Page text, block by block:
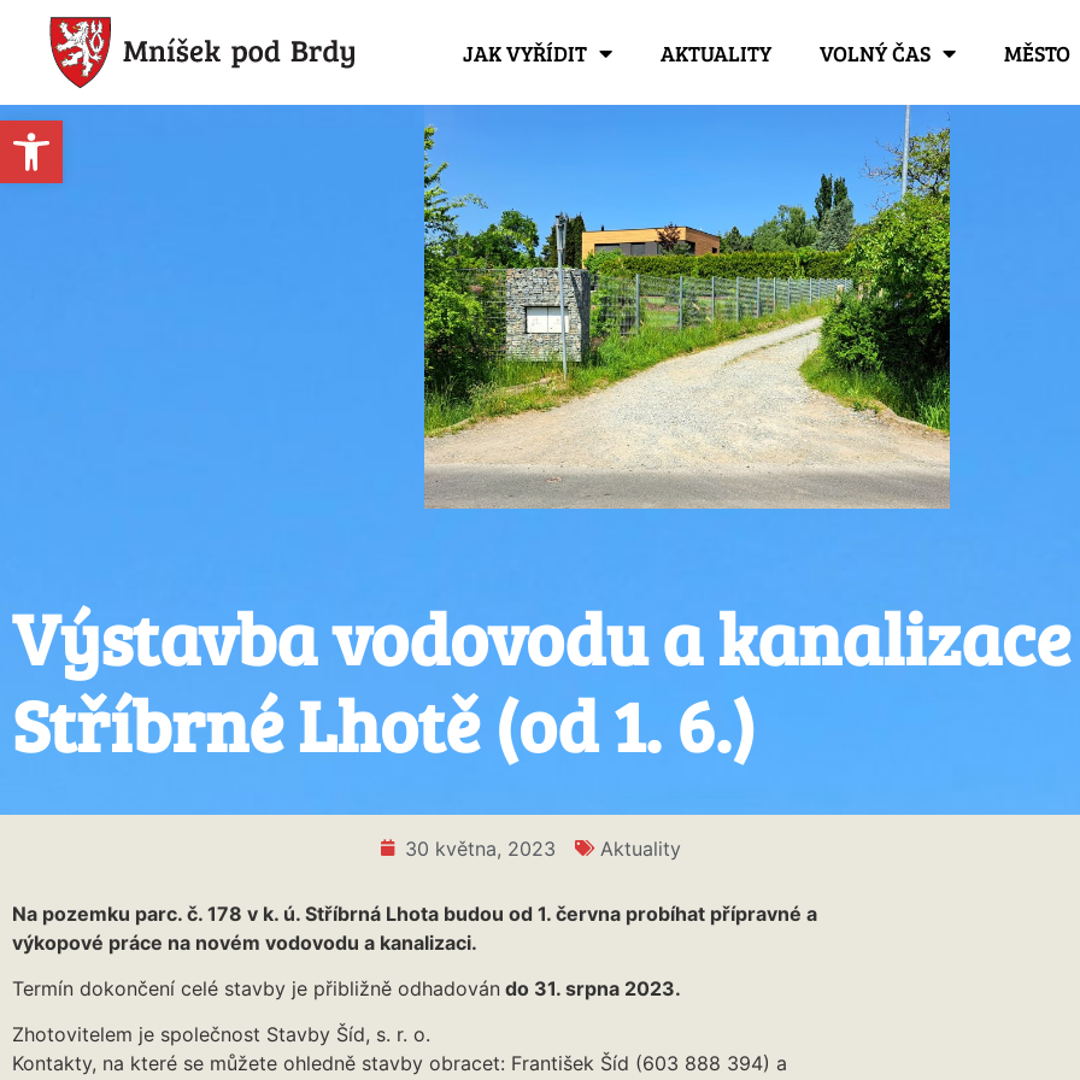
Open toolbar
JAK VYŘÍDIT AKTUALITY VOLNÝ ČAS MĚSTO
Výstavba vodovodu a
Stříbrné Lhotě (od 1. 6.)
30 května, 2023 Aktuality
Na pozemku parc. č. 178 v k. ú. Stříbrná Lhota budou od 1. června probíhat přípravné a
výkopové práce na novém vodovodu a kanalizaci.
Termín dokončení celé stavby je přibližně odhadován do 31. srpna 2023.
Zhotovitelem je společnost Stavby Šíd, s. r. o.
Kontakty, na které se můžete ohledně stavby obracet: František Šíd (603 888 394) a